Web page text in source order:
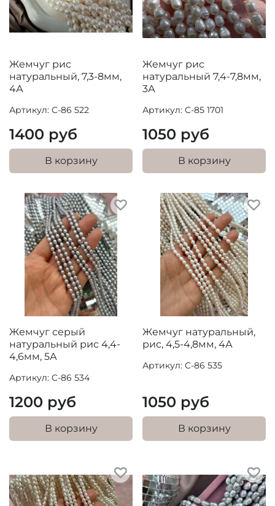
Жемчуг рис
натуральный, 7,3-8мм,
4А
Артикул: C-86 522
1400 руб
В корзину
Жемчуг рис
натуральный 7,4-7,8мм,
3А
Артикул: C-85 1701
1050 руб
В корзину
Жемчуг серый
натуральный рис 4,4-
4,6мм, 5А
Артикул: C-86 534
1200 руб
В корзину
Жемчуг натуральный,
рис, 4,5-4,8мм, 4А
Артикул: C-86 535
1050 руб
В корзину